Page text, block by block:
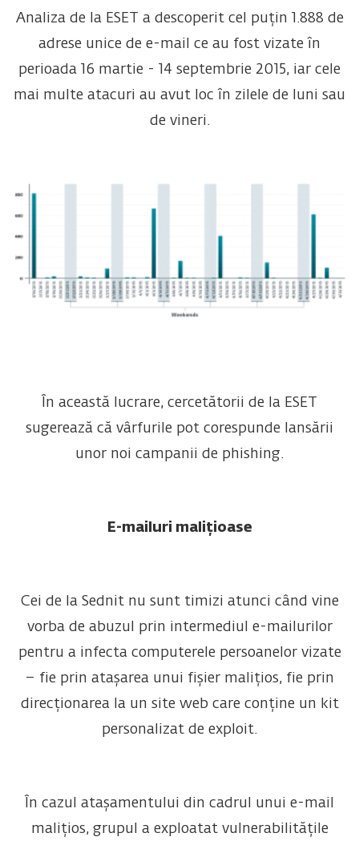
Analiza de la ESET a descoperit cel puțin 1.888 de
adrese unice de e-mail ce au fost vizate în
perioada 16 martie - 14 septembrie 2015, iar cele
mai multe atacuri au avut loc în zilele de luni sau
de vineri.
În această lucrare, cercetătorii de la ESET
sugerează că vârfurile pot corespunde lansării
unor noi campanii de phishing.
E-mailuri malițioase
Cei de la Sednit nu sunt timizi atunci când vine
vorba de abuzul prin intermediul e-mailurilor
pentru a infecta computerele persoanelor vizate
– fie prin atașarea unui fișier malițios, fie prin
direcționarea la un site web care conține un kit
personalizat de exploit.
În cazul atașamentului din cadrul unui e-mail
malițios, grupul a exploatat vulnerabilitățile